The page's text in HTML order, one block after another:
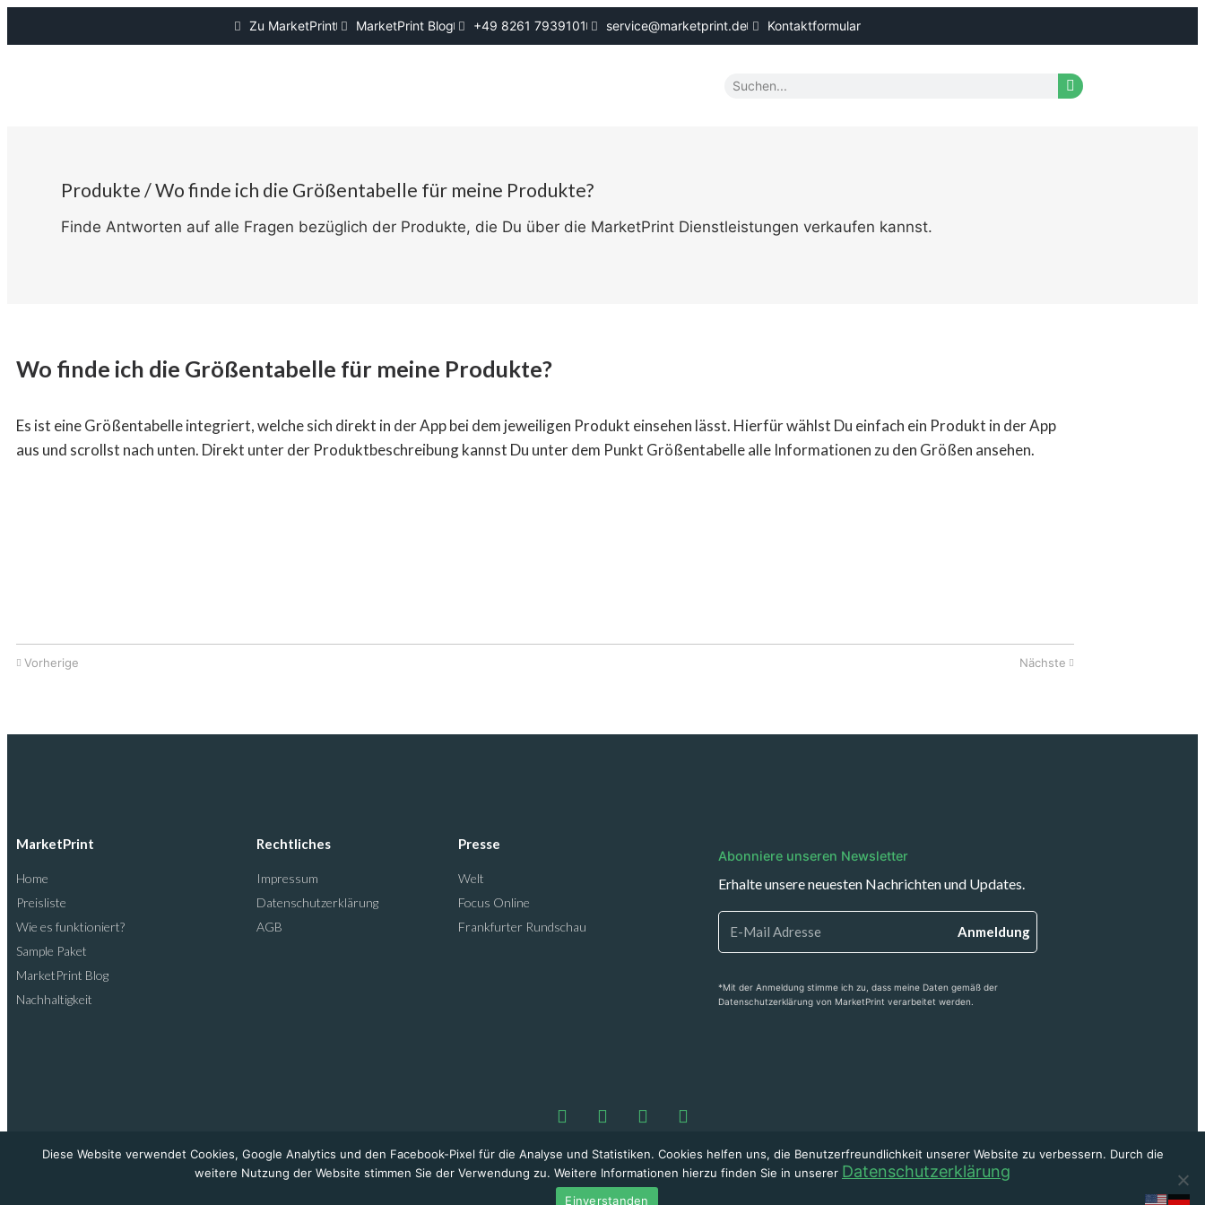
Zu MarketPrint MarketPrint Blog +49 8261 7939101 service@marketprint.de Kontaktformular
Produkte / Wo finde ich die Größentabelle für meine Produkte?
Finde Antworten auf alle Fragen bezüglich der Produkte, die Du über die MarketPrint Dienstleistungen verkaufen kannst.
Wo finde ich die Größentabelle für meine Produkte?
Es ist eine Größentabelle integriert, welche sich direkt in der App bei dem jeweiligen Produkt einsehen lässt. Hierfür wählst Du einfach ein Produkt in der App
aus und scrollst nach unten. Direkt unter der Produktbeschreibung kannst Du unter dem Punkt Größentabelle alle Informationen zu den Größen ansehen.
Vorherige Nächste
MarketPrint
Home
Preisliste
Wie es funktioniert?
Sample Paket
MarketPrint Blog
Nachhaltigkeit
Rechtliches
Impressum
Datenschutzerklärung
AGB
Presse
Welt
Focus Online
Frankfurter Rundschau
Abonniere unseren Newsletter
Erhalte unsere neuesten Nachrichten und Updates.
Anmeldung
*Mit der Anmeldung stimme ich zu, dass meine Daten gemäß der
Datenschutzerklärung von MarketPrint verarbeitet werden.
+49 8261 7939101 / service@marketprint.de / Allgäuerstraße 35, 87719 Mindelheim
Diese Website verwendet Cookies, Google Analytics und den Facebook-Pixel für die Analyse und Statistiken. Cookies helfen uns, die Benutzerfreundlichkeit unserer Website zu verbessern. Durch die
weitere Nutzung der Website stimmen Sie der Verwendung zu. Weitere Informationen hierzu finden Sie in unserer Datenschutzerklärung
Einverstanden